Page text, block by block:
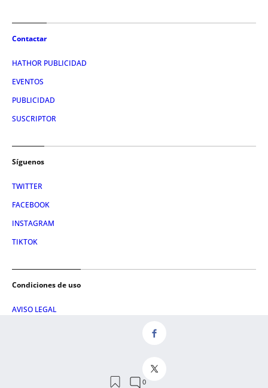
Contactar
HATHOR PUBLICIDAD
EVENTOS
PUBLICIDAD
SUSCRIPTOR
Síguenos
TWITTER
FACEBOOK
INSTAGRAM
TIKTOK
Condiciones de uso
AVISO LEGAL